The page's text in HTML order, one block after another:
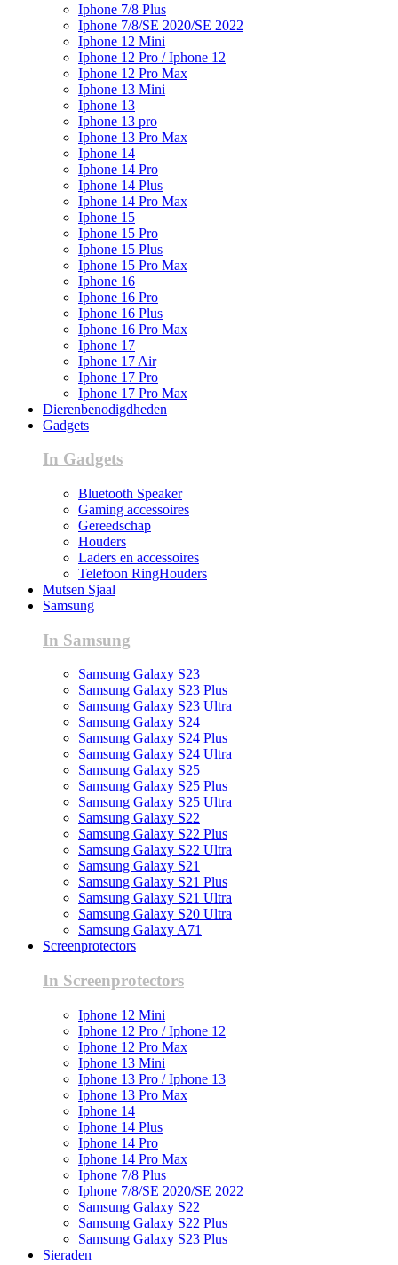
Iphone 7/8 Plus
Iphone 7/8/SE 2020/SE 2022
Iphone 12 Mini
Iphone 12 Pro / Iphone 12
Iphone 12 Pro Max
Iphone 13 Mini
Iphone 13
Iphone 13 pro
Iphone 13 Pro Max
Iphone 14
Iphone 14 Pro
Iphone 14 Plus
Iphone 14 Pro Max
Iphone 15
Iphone 15 Pro
Iphone 15 Plus
Iphone 15 Pro Max
Iphone 16
Iphone 16 Pro
Iphone 16 Plus
Iphone 16 Pro Max
Iphone 17
Iphone 17 Air
Iphone 17 Pro
Iphone 17 Pro Max
Dierenbenodigdheden
Gadgets
In Gadgets
Bluetooth Speaker
Gaming accessoires
Gereedschap
Houders
Laders en accessoires
Telefoon RingHouders
Mutsen Sjaal
Samsung
In Samsung
Samsung Galaxy S23
Samsung Galaxy S23 Plus
Samsung Galaxy S23 Ultra
Samsung Galaxy S24
Samsung Galaxy S24 Plus
Samsung Galaxy S24 Ultra
Samsung Galaxy S25
Samsung Galaxy S25 Plus
Samsung Galaxy S25 Ultra
Samsung Galaxy S22
Samsung Galaxy S22 Plus
Samsung Galaxy S22 Ultra
Samsung Galaxy S21
Samsung Galaxy S21 Plus
Samsung Galaxy S21 Ultra
Samsung Galaxy S20 Ultra
Samsung Galaxy A71
Screenprotectors
In Screenprotectors
Iphone 12 Mini
Iphone 12 Pro / Iphone 12
Iphone 12 Pro Max
Iphone 13 Mini
Iphone 13 Pro / Iphone 13
Iphone 13 Pro Max
Iphone 14
Iphone 14 Plus
Iphone 14 Pro
Iphone 14 Pro Max
Iphone 7/8 Plus
Iphone 7/8/SE 2020/SE 2022
Samsung Galaxy S22
Samsung Galaxy S22 Plus
Samsung Galaxy S23 Plus
Sieraden